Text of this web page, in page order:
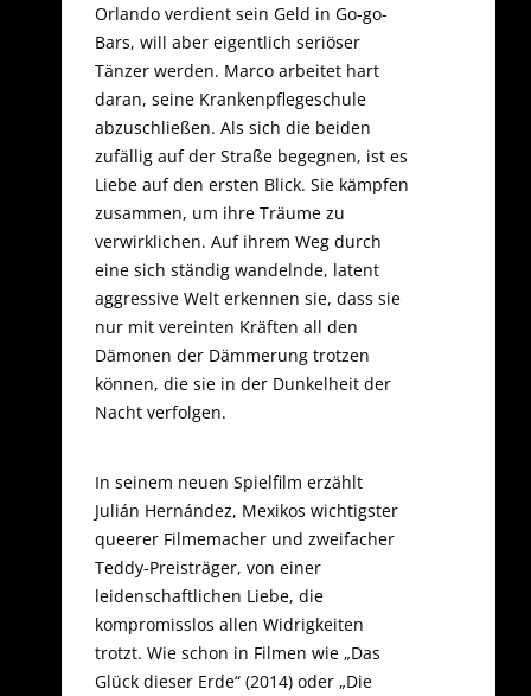
Orlando verdient sein Geld in Go-go-
Bars, will aber eigentlich seriöser
Tänzer werden. Marco arbeitet hart
daran, seine Krankenpflegeschule
abzuschließen. Als sich die beiden
zufällig auf der Straße begegnen, ist es
Liebe auf den ersten Blick. Sie kämpfen
zusammen, um ihre Träume zu
verwirklichen. Auf ihrem Weg durch
eine sich ständig wandelnde, latent
aggressive Welt erkennen sie, dass sie
nur mit vereinten Kräften all den
Dämonen der Dämmerung trotzen
können, die sie in der Dunkelheit der
Nacht verfolgen.
In seinem neuen Spielfilm erzählt
Julián Hernández, Mexikos wichtigster
queerer Filmemacher und zweifacher
Teddy-Preisträger, von einer
leidenschaftlichen Liebe, die
kompromisslos allen Widrigkeiten
trotzt. Wie schon in Filmen wie „Das
Glück dieser Erde“ (2014) oder „Die